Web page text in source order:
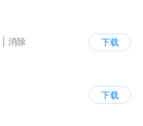
消除
下载
下载